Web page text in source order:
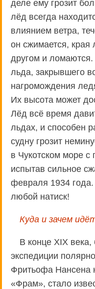
деле ему грозит
лёд всегда
влиянием ветра,
он сжимается, края
другом и ломаются.
льда, закрывшего
нагромождения
Их высота может
Лёд всё время
льдах, и способен
судну грозит
в Чукотском море
испытав сильное
февраля 1934
любой натиск!
Куда и зачем
В конце XIX века,
экспедиции
Фритьофа Нансена
«Фрам», стало